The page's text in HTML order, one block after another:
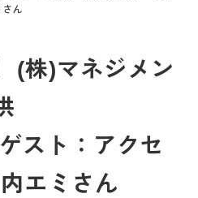
ん
(株)マネジメン
スト：アクセ
エミさん